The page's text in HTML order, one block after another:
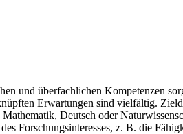
und überfachlichen Kompetenzen
Erwartungen sind vielfältig.
Deutsch oder
Forschungsinteresses, z. B. die